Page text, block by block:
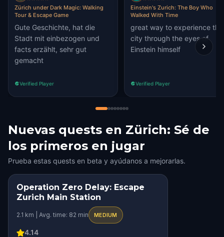
Zürich under Dark Magic: Walking
Tour & Escape Game
Gute Geschichte, hat die
Stadt mit einbezogen und
facts erzählt, sehr gut
gemacht
Verified Player
Einstein's Zurich: The Boy Who
Walked With Time
great way to experience the
city through the eyes of
Einstein himself
Verified Player
Nuevas quests en Zürich: Sé de
los primeros en jugar
Prueba estas quests en beta y ayúdanos a mejorarlas.
Operation Zero Delay: Escape
Zurich Main Station
2.1 km | Avg. time: 82 min MEDIUM
4.14